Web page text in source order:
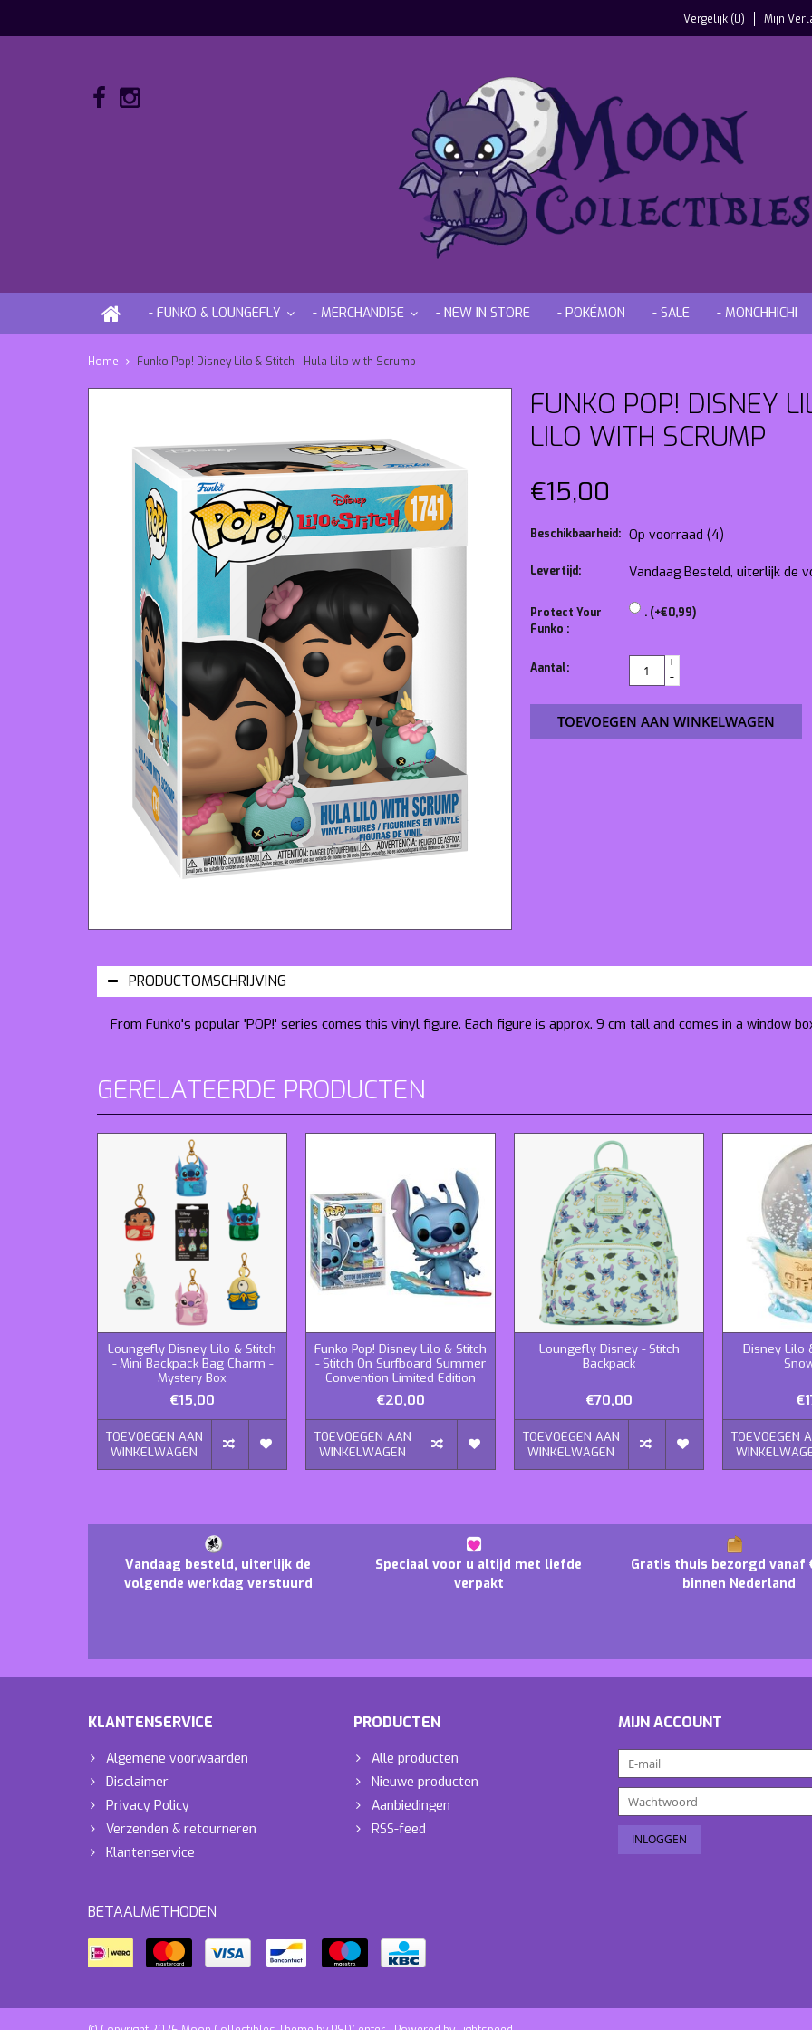
Vergelijk (0) Mijn
- FUNKO & LOUNGEFLY - MERCHANDISE - NEW IN STORE - POKÉMON - SALE - MONCHHICHI
Home Funko Pop! Disney Lilo & Stitch - Hula Lilo with Scrump
FUNKO POP! DISNEY
LILO WITH SCRUMP
€15,00
Beschikbaarheid: Op voorraad (4)
Levertijd: Vandaag Besteld, uiterlijk de
Protect Your
Funko :
. (+€0,99)
Aantal:
+
-
TOEVOEGEN AAN WINKELWAGEN
PRODUCTOMSCHRIJVING
From Funko's popular 'POP!' series comes this vinyl figure. Each figure is approx. 9 cm tall and comes in a window
GERELATEERDE PRODUCTEN
Loungefly Disney Lilo & Stitch
- Mini Backpack Bag Charm -
Mystery Box
€15,00
TOEVOEGEN AAN
WINKELWAGEN
Funko Pop! Disney Lilo & Stitch
- Stitch On Surfboard Summer
Convention Limited Edition
€20,00
TOEVOEGEN AAN
WINKELWAGEN
Loungefly Disney - Stitch
Backpack
€70,00
TOEVOEGEN AAN
WINKELWAGEN
Disney Lilo
TOEVOEGEN
Vandaag besteld, uiterlijk de
volgende werkdag verstuurd
Speciaal voor u altijd met liefde
verpakt
Gratis thuis bezorgd vanaf
binnen Nederland
KLANTENSERVICE
Algemene voorwaarden
Disclaimer
Privacy Policy
Verzenden & retourneren
Klantenservice
PRODUCTEN
Alle producten
Nieuwe producten
Aanbiedingen
RSS-feed
MIJN ACCOUNT
BETAALMETHODEN